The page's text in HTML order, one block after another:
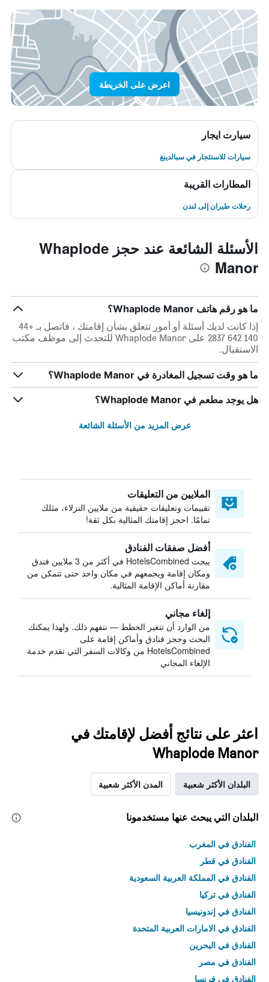
اعرض على الخريطة
سيارت ايجار
سيارات للاستئجار في سبالدينغ
المطارات القريبة
رحلات طيران إلى لندن
الأسئلة الشائعة عند حجز Whaplode
Manor
ما هو رقم هاتف Whaplode Manor؟
إذا كانت لديك أسئلة أو أمور تتعلق بشأن إقامتك ، فاتصل بـ +44
140 642 2837 على Whaplode Manor للتحدث إلى موظف مكتب
الاستقبال.
ما هو وقت تسجيل المغادرة في Whaplode Manor؟
هل يوجد مطعم في Whaplode Manor؟
عرض المزيد من الأسئلة الشائعة
الملايين من التعليقات
تقييمات وتعليقات حقيقية من ملايين النزلاء، مثلك
تمامًا. احجز إقامتك المثالية بكل ثقة!
أفضل صفقات الفنادق
يبحث HotelsCombined في أكثر من 3 ملايين فندق
ومكان إقامة ويجمعهم في مكان واحد حتى تتمكن من
مقارنة أماكن الإقامة المثالية.
إلغاء مجاني
من الوارد أن تتغير الخطط — نتفهم ذلك. ولهذا يمكنك
البحث وحجز فنادق وأماكن إقامة على
HotelsCombined من وكالات السفر التي تقدم خدمة
الإلغاء المجاني
اعثر على نتائج أفضل لإقامتك في
Whaplode Manor
البلدان الأكثر شعبية المدن الأكثر شعبية
البلدان التي يبحث عنها مستخدمونا
الفنادق في المغرب
الفنادق في قطر
الفنادق في المملكة العربية السعودية
الفنادق في تركيا
الفنادق في إندونيسيا
الفنادق في الامارات العربية المتحدة
الفنادق في البحرين
الفنادق في مصر
الفنادق في فرنسا